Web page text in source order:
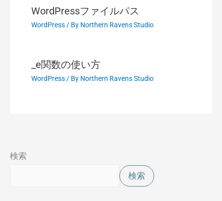
WordPressファイルパス
WordPress/ By Northern Ravens Studio
_e関数の使い方
WordPress/ By Northern Ravens Studio
検索
検索